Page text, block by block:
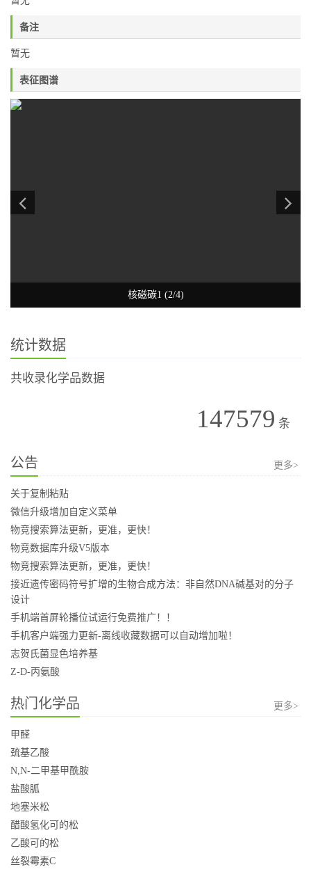
备注
暂无
表征图谱
核磁碳1 (2/4)
统计数据
共收录化学品数据
147579 条
公告 更多>
关于复制粘贴
微信升级增加自定义菜单
物竞搜索算法更新，更准，更快！
物竞数据库升级V5版本
物竞搜索算法更新，更准，更快！
接近遗传密码符号扩增的生物合成方法：非自然DNA碱基对的分子
设计
手机端首屏轮播位试运行免费推广！！
手机客户端强力更新-离线收藏数据可以自动增加啦！
志贺氏菌显色培养基
Z-D-丙氨酸
热门化学品 更多>
甲醛
巯基乙酸
N,N-二甲基甲酰胺
盐酸胍
地塞米松
醋酸氢化可的松
乙酸可的松
丝裂霉素C